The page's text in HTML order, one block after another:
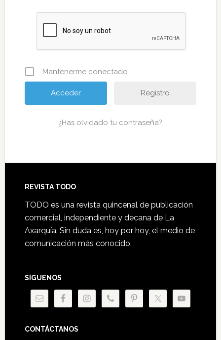
Mantenerme conectado
Registro
¿Has olvidado tu contraseña?
Footer
REVISTA TODO
TODO es una revista quincenal de publicación
comercial, independiente y decana de La
Axarquía. Sin duda es, hoy por hoy, el medio de
comunicación más conocido.
SÍGUENOS
CONTÁCTANOS